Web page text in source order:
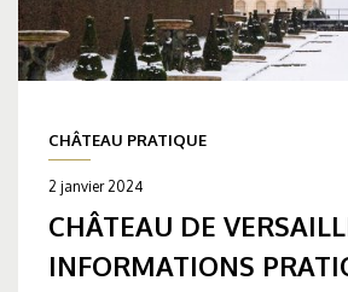
CHÂTEAU PRATIQUE
2 janvier 2024
CHÂTEAU DE
INFORMATIONS